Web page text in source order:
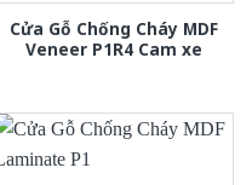
Cửa Gỗ Chống Cháy MDF
Veneer P1R4 Cam xe